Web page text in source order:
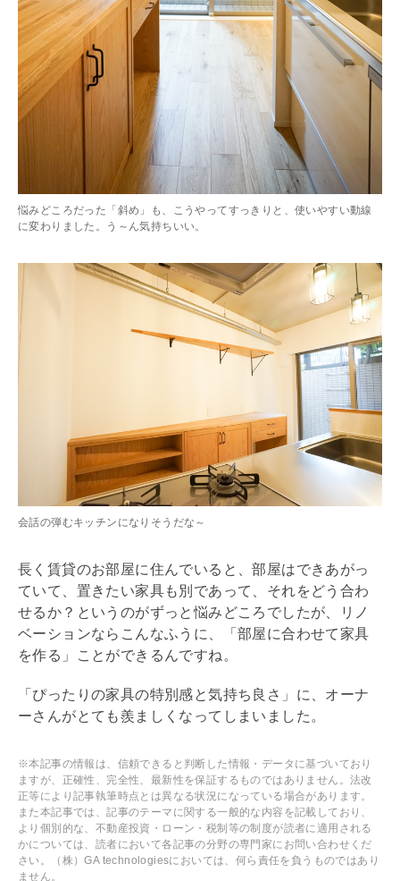
悩みどころだった「斜め」も、こうやってすっきりと、使いやすい動線
に変わりました。う～ん気持ちいい。
会話の弾むキッチンになりそうだな～
長く賃貸のお部屋に住んでいると、部屋はできあがっ
ていて、置きたい家具も別であって、それをどう合わ
せるか？というのがずっと悩みどころでしたが、
リノ
ベーションならこんなふうに、「部屋に合わせて家具
を作る」ことができるんですね。
「ぴったりの家具の特別感と気持ち良さ」に、オーナ
ーさんがとても羨ましくなってしまいました。
※本記事の情報は、信頼できると判断した情報・データに基づいており
ますが、正確性、完全性、最新性を保証するものではありません。法改
正等により記事執筆時点とは異なる状況になっている場合があります。
また本記事では、記事のテーマに関する一般的な内容を記載しており、
より個別的な、不動産投資・ローン・税制等の制度が読者に適用される
かについては、読者において各記事の分野の専門家にお問い合わせくだ
さい。（株）GA technologiesにおいては、何ら責任を負うものではあり
ません。